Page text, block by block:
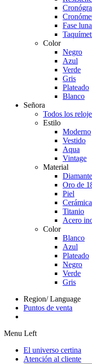
Fase
Color
Negro
Azul
Verde
Gris
Plateado
Blanco
Señora
Todos los
Estilo
Moderno
Vestido
Aqua
Vintage
Material
Oro de
Piel
Cerámica
Titanio
Acero
Color
Blanco
Azul
Plateado
Negro
Verde
Gris
Region/ Language
Puntos de venta
Menu Left
El universo certina
Atención al cliente